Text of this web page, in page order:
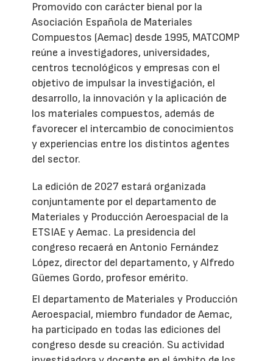
Promovido con carácter bienal por la
Asociación Española de Materiales
Compuestos (Aemac) desde 1995, MATCOMP
reúne a investigadores, universidades,
centros tecnológicos y empresas con el
objetivo de impulsar la investigación, el
desarrollo, la innovación y la aplicación de
los materiales compuestos, además de
favorecer el intercambio de conocimientos
y experiencias entre los distintos agentes
del sector.
La edición de 2027 estará organizada
conjuntamente por el departamento de
Materiales y Producción Aeroespacial de la
ETSIAE y Aemac. La presidencia del
congreso recaerá en Antonio Fernández
López, director del departamento, y Alfredo
Güemes Gordo, profesor emérito.
El departamento de Materiales y Producción
Aeroespacial, miembro fundador de Aemac,
ha participado en todas las ediciones del
congreso desde su creación. Su actividad